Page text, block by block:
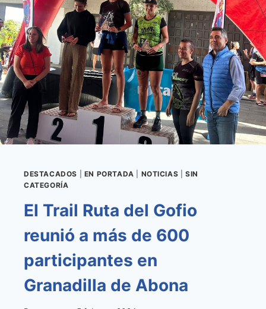
LA
CELEBRACIÓN
DE
LA
XXIX
MUESTRA
FOLCLÓRICA
DE
LOS
PUEBLOS
19
25
DE
DESTACADOS EN PORTADA NOTICIAS |SIN
CATEGORÍA
El Trail Ruta del Gofio
reunió a más de 600
participantes en
Granadilla de Abona